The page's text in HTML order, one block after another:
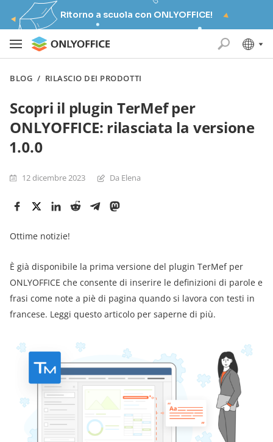
Ritorno a scuola con ONLYOFFICE!
BLOG / RILASCIO DEI PRODOTTI
Scopri il plugin TerMef per
ONLYOFFICE: rilasciata la versione
1.0.0
12 dicembre 2023 Da Elena
Ottime notizie!
È già disponibile la prima versione del plugin TerMef per
ONLYOFFICE che consente di inserire le definizioni di parole e
frasi come note a piè di pagina quando si lavora con testi in
francese. Leggi questo articolo per saperne di più.